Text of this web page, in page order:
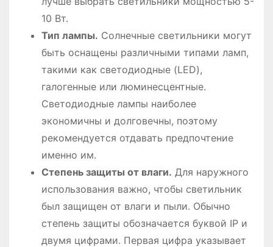
10 Вт.
Тип лампы. Солнечные светильники могут
быть оснащены различными типами ламп,
такими как светодиодные (LED),
галогенные или люминесцентные.
Светодиодные лампы наиболее
экономичны и долговечны, поэтому
рекомендуется отдавать предпочтение
именно им.
Степень защиты от влаги. Для наружного
использования важно, чтобы светильник
был защищен от влаги и пыли. Обычно
степень защиты обозначается буквой IP и
двумя цифрами. Первая цифра указывает